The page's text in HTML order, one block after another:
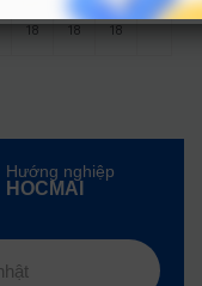
18 18 18
Hướng nghiệp
HOCMAI